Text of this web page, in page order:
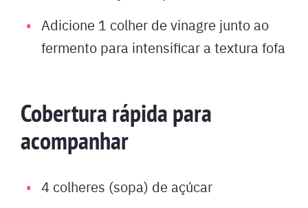
Adicione 1 colher de vinagre junto ao
fermento para intensificar a textura fofa
Cobertura rápida para
acompanhar
4 colheres (sopa) de açúcar